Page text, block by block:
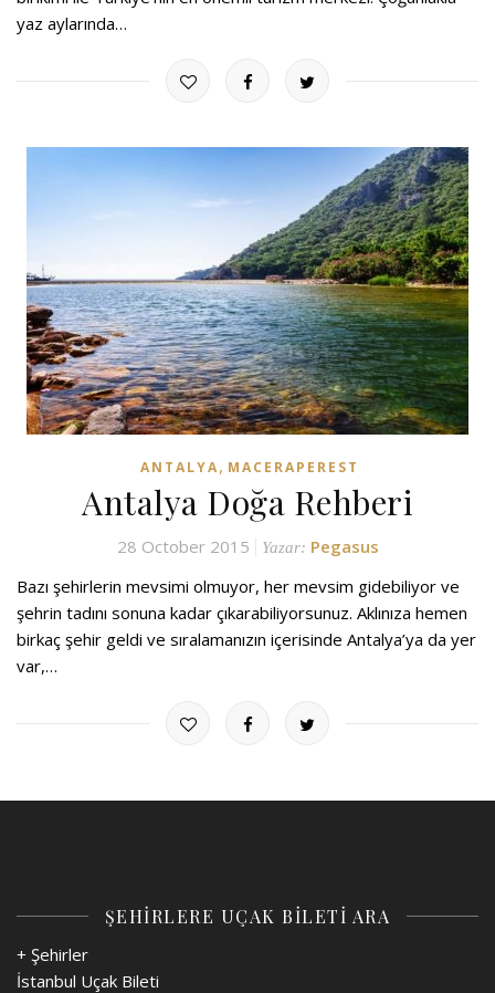
yaz aylarında…
ANTALYA, MACERAPEREST
Antalya Doğa Rehberi
28 October 2015 Yazar: Pegasus
Bazı şehirlerin mevsimi olmuyor, her mevsim gidebiliyor ve
şehrin tadını sonuna kadar çıkarabiliyorsunuz. Aklınıza hemen
birkaç şehir geldi ve sıralamanızın içerisinde Antalya’ya da yer
var,…
ŞEHİRLERE UÇAK BİLETİ ARA
+ Şehirler
İstanbul Uçak Bileti